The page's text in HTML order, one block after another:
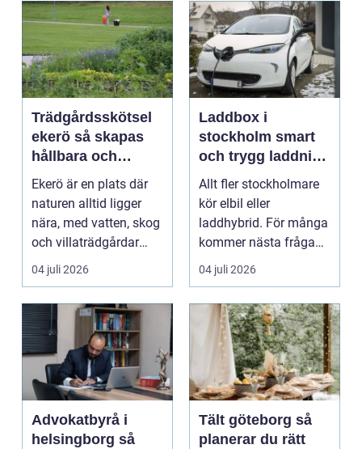
Trädgårdsskötsel
ekerö så skapas
hållbara och
vackra utemiljöer
året runt
Ekerö är en plats där
naturen alltid ligger
nära, med vatten, skog
och villaträdgårdar
som ramar in ...
04 juli 2026
Laddbox i
stockholm smart
och trygg laddning
hemma och på
jobbet
Allt fler stockholmare
kör elbil eller
laddhybrid. För många
kommer nästa fråga
direkt: hur laddar m...
04 juli 2026
Advokatbyrå i
helsingborg så
Tält göteborg så
planerar du rätt